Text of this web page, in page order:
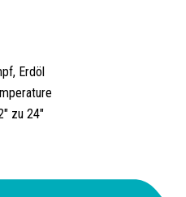
Erdöl
zu 24"